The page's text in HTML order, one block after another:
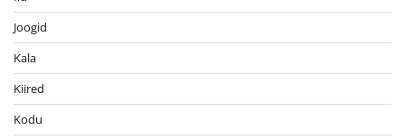
Joogid
Kala
Kiired
Kodu